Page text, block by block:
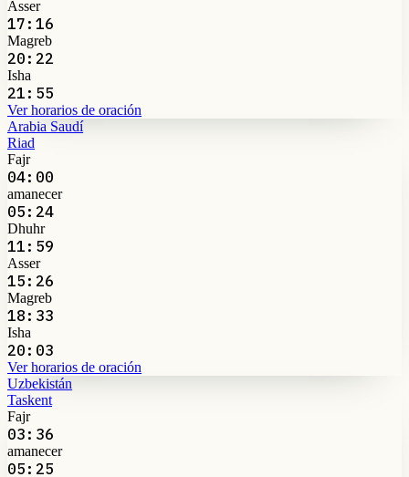
Asser
17:16
Magreb
20:22
Isha
21:55
Ver horarios de oración
Arabia Saudí
Riad
Fajr
04:00
amanecer
05:24
Dhuhr
11:59
Asser
15:26
Magreb
18:33
Isha
20:03
Ver horarios de oración
Uzbekistán
Taskent
Fajr
03:36
amanecer
05:25